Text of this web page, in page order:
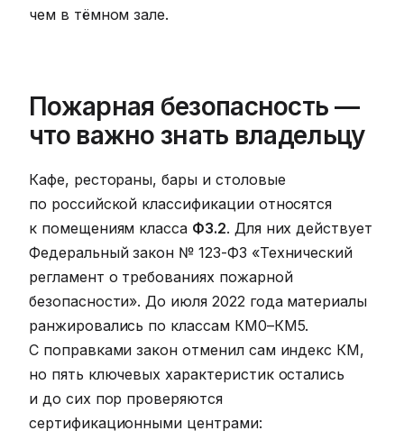
чем в тёмном зале.
Пожарная безопасность —
что важно знать владельцу
Кафе, рестораны, бары и столовые
по российской классификации относятся
к помещениям класса Ф3.2. Для них действует
Федеральный закон № 123-ФЗ «Технический
регламент о требованиях пожарной
безопасности». До июля 2022 года материалы
ранжировались по классам КМ0–КМ5.
С поправками закон отменил сам индекс КМ,
но пять ключевых характеристик остались
и до сих пор проверяются
сертификационными центрами: